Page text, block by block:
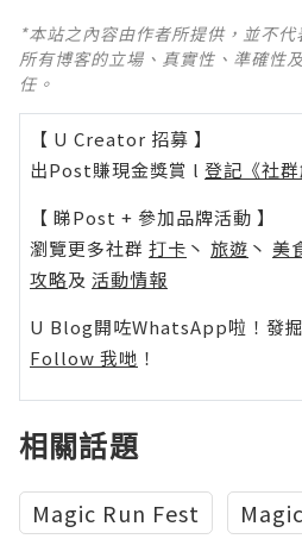
*本站之內容由作者所提供，並不
所有博客的立場、真實性、準確性
任。
【 U Creator 招募 】
出Post賺現金獎賞 l 登記《社群
【 睇Post + 參加品牌活動 】
瀏覽更多社群 打卡 丶 旅遊 丶 美
攻略及 活動情報
U Blog開咗WhatsApp啦！發掘
Follow 我哋 ！
相關話題
Magic Run Fest